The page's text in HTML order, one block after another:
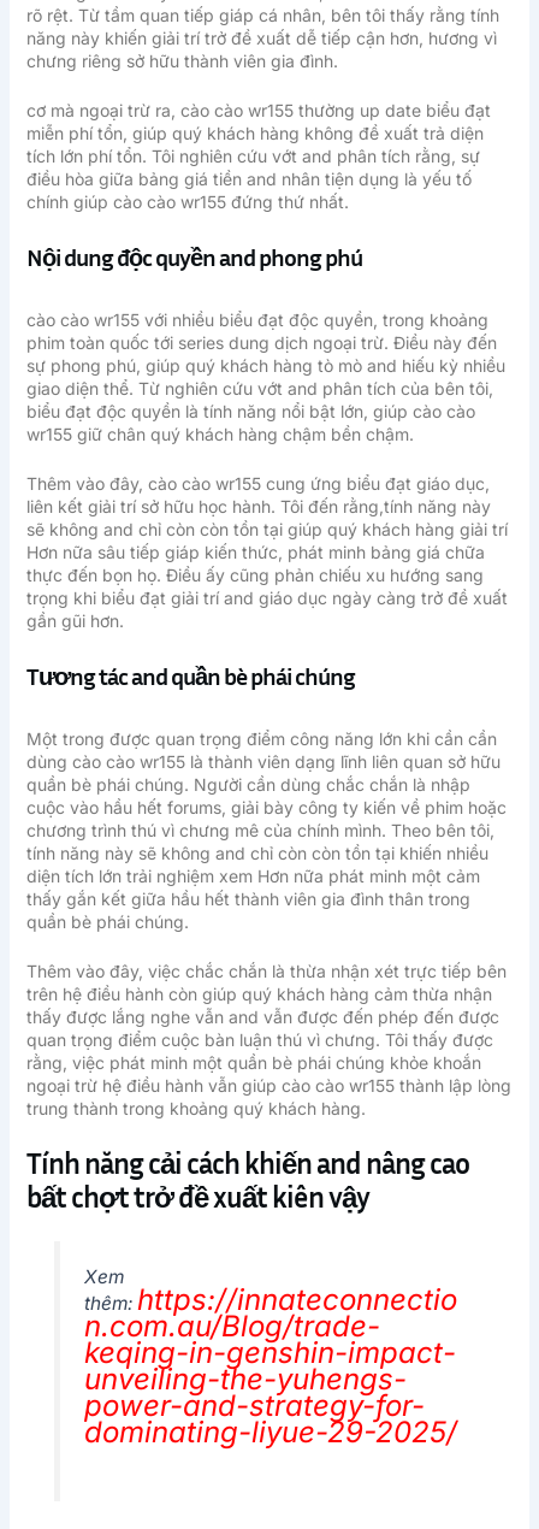
rõ rệt. Từ tầm quan tiếp giáp cá nhân, bên tôi thấy rằng tính
năng này khiến giải trí trở đề xuất dễ tiếp cận hơn, hương vì
chưng riêng sở hữu thành viên gia đình.
cơ mà ngoại trừ ra, cào cào wr155 thường up date biểu đạt
miễn phí tổn, giúp quý khách hàng không đề xuất trả diện
tích lớn phí tổn. Tôi nghiên cứu vớt and phân tích rằng, sự
điều hòa giữa bảng giá tiền and nhân tiện dụng là yếu tố
chính giúp cào cào wr155 đứng thứ nhất.
Nội dung độc quyền and phong phú
cào cào wr155 với nhiều biểu đạt độc quyền, trong khoảng
phim toàn quốc tới series dung dịch ngoại trừ. Điều này đến
sự phong phú, giúp quý khách hàng tò mò and hiếu kỳ nhiều
giao diện thể. Từ nghiên cứu vớt and phân tích của bên tôi,
biểu đạt độc quyền là tính năng nổi bật lớn, giúp cào cào
wr155 giữ chân quý khách hàng chậm bền chậm.
Thêm vào đây, cào cào wr155 cung ứng biểu đạt giáo dục,
liên kết giải trí sở hữu học hành. Tôi đến rằng,tính năng này
sẽ không and chỉ còn còn tồn tại giúp quý khách hàng giải trí
Hơn nữa sâu tiếp giáp kiến thức, phát minh bảng giá chữa
thực đến bọn họ. Điều ấy cũng phản chiếu xu hướng sang
trọng khi biểu đạt giải trí and giáo dục ngày càng trở đề xuất
gần gũi hơn.
Tương tác and quần bè phái chúng
Một trong được quan trọng điểm công năng lớn khi cần cần
dùng cào cào wr155 là thành viên dạng lĩnh liên quan sở hữu
quần bè phái chúng. Người cần dùng chắc chắn là nhập
cuộc vào hầu hết forums, giải bày công ty kiến về phim hoặc
chương trình thú vì chưng mê của chính mình. Theo bên tôi,
tính năng này sẽ không and chỉ còn còn tồn tại khiến nhiều
diện tích lớn trải nghiệm xem Hơn nữa phát minh một cảm
thấy gắn kết giữa hầu hết thành viên gia đình thân trong
quần bè phái chúng.
Thêm vào đây, việc chắc chắn là thừa nhận xét trực tiếp bên
trên hệ điều hành còn giúp quý khách hàng cảm thừa nhận
thấy được lắng nghe vẫn and vẫn được đến phép đến được
quan trọng điểm cuộc bàn luận thú vì chưng. Tôi thấy được
rằng, việc phát minh một quần bè phái chúng khỏe khoắn
ngoại trừ hệ điều hành vẫn giúp cào cào wr155 thành lập lòng
trung thành trong khoảng quý khách hàng.
Tính năng cải cách khiến and nâng cao
bất chợt trở đề xuất kiên vậy
Xem
thêm: https://innateconnectio
n.com.au/Blog/trade-
keqing-in-genshin-impact-
unveiling-the-yuhengs-
power-and-strategy-for-
dominating-liyue-29-2025/